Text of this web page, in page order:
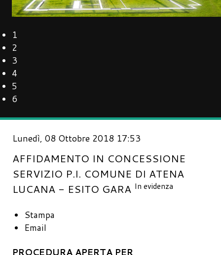
1
2
3
4
5
6
Lunedì, 08 Ottobre 2018 17:53
AFFIDAMENTO IN CONCESSIONE
SERVIZIO P.I. COMUNE DI ATENA
LUCANA - ESITO GARA In evidenza
Stampa
Email
PROCEDURA APERTA PER